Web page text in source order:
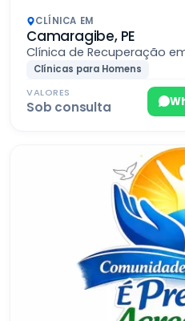
CLÍNICA EM
Camaragibe, PE
Clínica de Recuperação
Clínicas para Homens
VALORES
Sob consulta